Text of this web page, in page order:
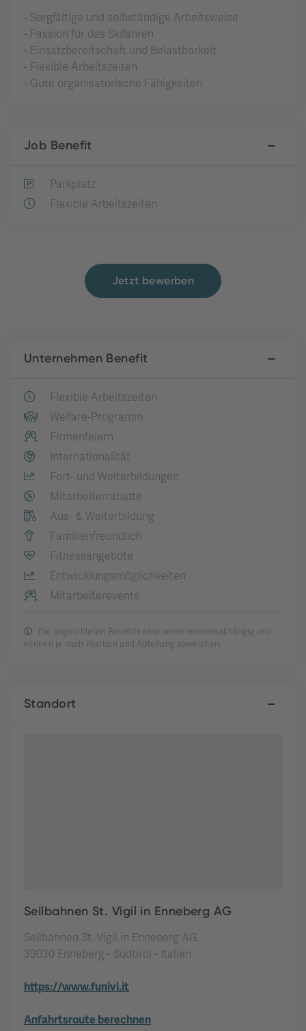
- Sorgfältige und selbständige Arbeitsweise
- Passion für das Skifahren
- Einsatzbereitschaft und Belastbarkeit
- Flexible Arbeitszeiten
- Gute organisatorische Fähigkeiten
Job Benefit
Parkplatz
Flexible Arbeitszeiten
Jetzt bewerben
Unternehmen Benefit
Flexible Arbeitszeiten
Welfare-Programm
Firmenfeiern
Internationalität
Fort- und Weiterbildungen
Mitarbeiterrabatte
Aus- & Weiterbildung
Familienfreundlich
Fitnessangebote
Entwicklungsmöglichkeiten
Mitarbeiterevents
Die abgebildeten Benefits sind unternehmensabhängig und
können je nach Position und Abteilung abweichen.
Standort
Seilbahnen St. Vigil in Enneberg AG
Seilbahnen St. Vigil in Enneberg AG
39030 Enneberg - Südtirol - Italien
https://www.funivi.it
Anfahrtsroute berechnen